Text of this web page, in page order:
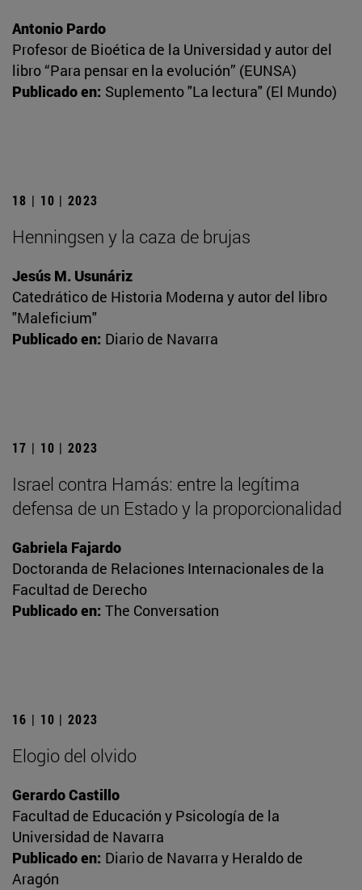
Antonio Pardo
Profesor de Bioética de la Universidad y autor del
libro “Para pensar en la evolución” (EUNSA)
Publicado en: Suplemento "La lectura" (El Mundo)
18 | 10 | 2023
Henningsen y la caza de brujas
Jesús M. Usunáriz
Catedrático de Historia Moderna y autor del libro
"Maleficium"
Publicado en: Diario de Navarra
17 | 10 | 2023
Israel contra Hamás: entre la legítima
defensa de un Estado y la proporcionalidad
Gabriela Fajardo
Doctoranda de Relaciones Internacionales de la
Facultad de Derecho
Publicado en: The Conversation
16 | 10 | 2023
Elogio del olvido
Gerardo Castillo
Facultad de Educación y Psicología de la
Universidad de Navarra
Publicado en: Diario de Navarra y Heraldo de
Aragón